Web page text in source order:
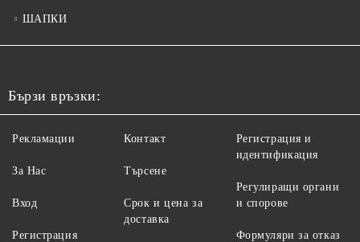
ШАПКИ
Бързи връзки:
Рекламации
За Нас
Вход
Регистрация
Контакт
Търсене
Срок и цена за
доставка
Регистрация и
идентификация
Регулиращи органи
и спорове
Формуляри за отказ